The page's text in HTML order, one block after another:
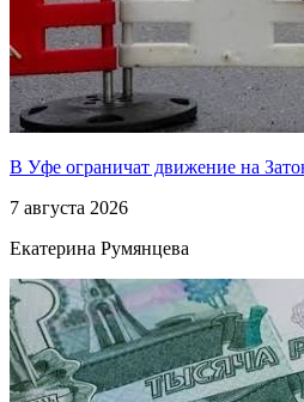
В Уфе ограничат движение на
7 августа 2026
Екатерина Румянцева